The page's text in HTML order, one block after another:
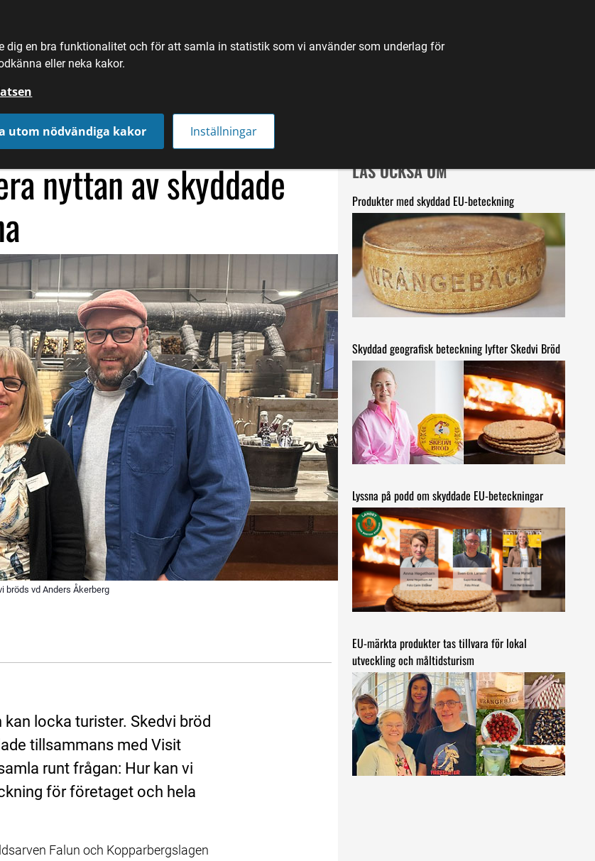
dig en bra funktionalitet och för att samla in statistik som vi använder som underlag för
eller neka kakor.
utom nödvändiga kakor Inställningar
FÖRDJUPNING
nyttan av skyddade EU-beteckningar i Dalarna
nyttan av skyddade
bröds vd Anders Åkerberg
locka turister. Skedvi bröd
tillsammans med Visit
runt frågan: Hur kan vi
för företaget och hela
Falun och Kopparbergslagen
LÄS OCKSÅ OM
Produkter med skyddad EU-beteckning
Skyddad geografisk beteckning lyfter Skedvi Bröd
Lyssna på podd om skyddade EU-beteckningar
EU-märkta produkter tas tillvara för lokal
utveckling och måltidsturism